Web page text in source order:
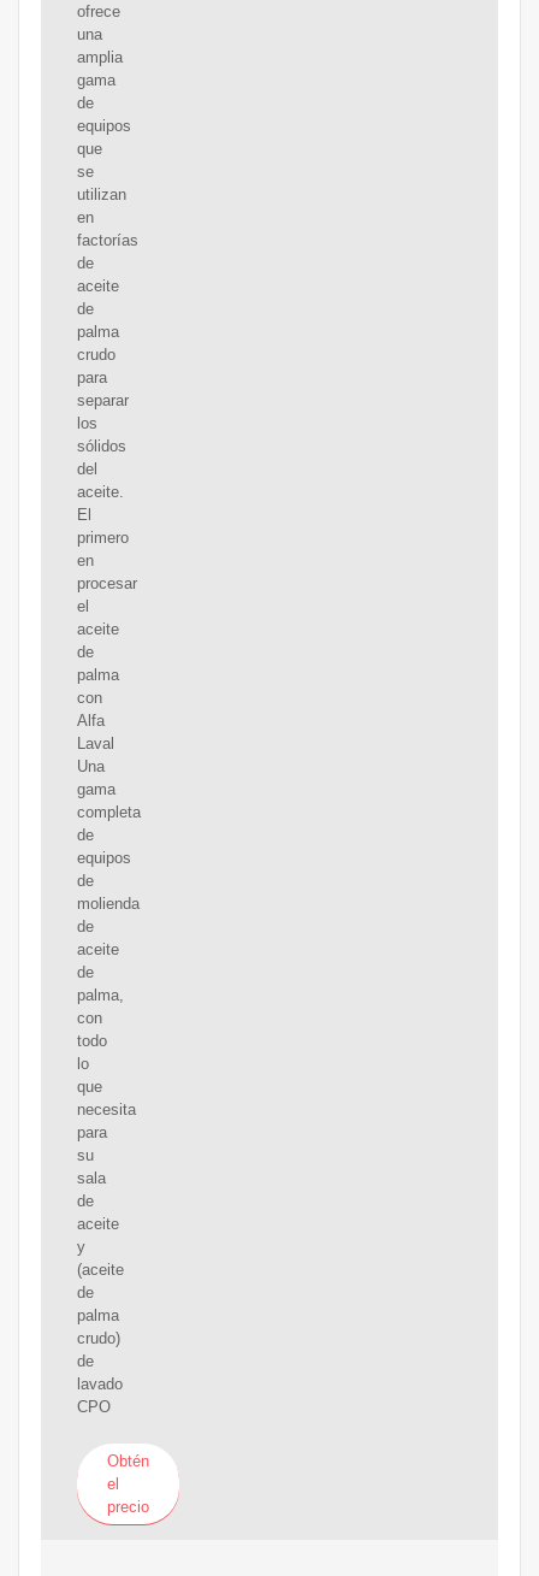
ofrece
una
amplia
gama
de
equipos
que
se
utilizan
en
factorías
de
aceite
de
palma
crudo
para
separar
los
sólidos
del
aceite.
El
primero
en
procesar
el
aceite
de
palma
con
Alfa
Laval
Una
gama
completa
de
equipos
de
molienda
de
aceite
de
palma,
con
todo
lo
que
necesita
para
su
sala
de
aceite
y
(aceite
de
palma
crudo)
de
lavado
CPO
Obtén
el
precio